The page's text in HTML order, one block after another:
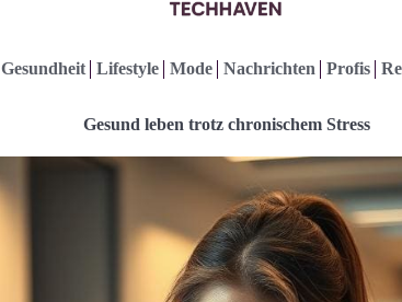
Gesundheit Lifestyle Mode Nachrichten Profis
Gesund leben trotz chronischem Stress